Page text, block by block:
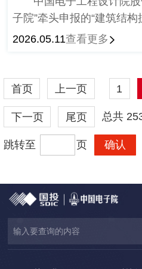
子院”牵头申报的“建筑结
及工程应用”项目，建筑结
2026.05.11查看更多
首页 上一页 1
下一页 尾页 总共
跳转至 页